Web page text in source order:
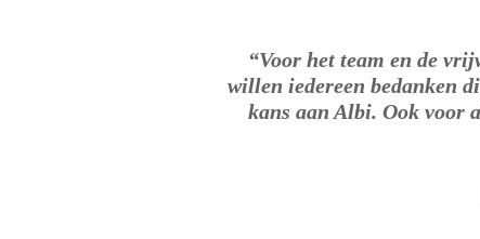
“Voor het team en de
willen iedereen bedanken
kans aan Albi. Ook voor